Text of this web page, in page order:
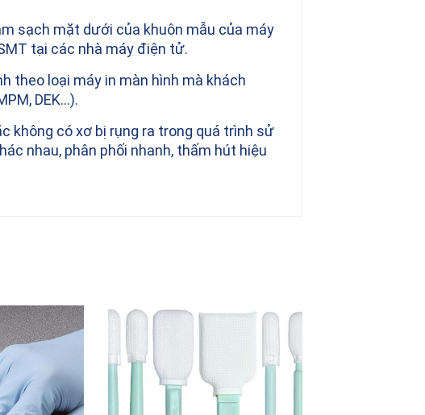
sạch mặt dưới của khuôn mẫu của máy
tại các nhà máy điện tử.
theo loại máy in màn hình mà khách
DEK…).
không có xơ bị rụng ra trong quá trình sử
nhau, phân phối nhanh, thấm hút hiệu